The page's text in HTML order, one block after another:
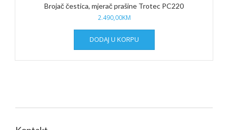
Brojač čestica, mjerač prašine Trotec PC220
2.490,00KM
DODAJ U KORPU